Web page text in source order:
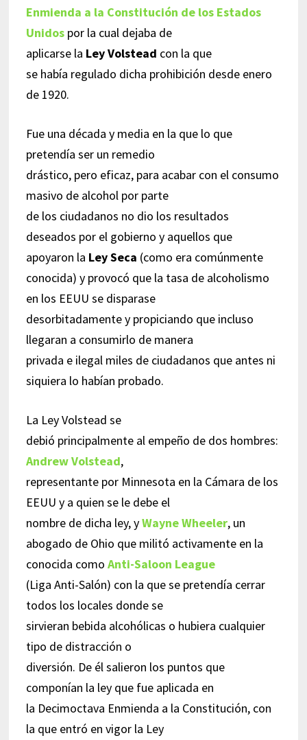
Enmienda a la Constitución de los Estados
Unidospor la cual dejaba de
aplicarse la Ley Volstead con la que
se había regulado dicha prohibición desde enero
de 1920.
Fue una década y media en la que lo que
pretendía ser un remedio
drástico, pero eficaz, para acabar con el consumo
masivo de alcohol por parte
de los ciudadanos no dio los resultados
deseados por el gobierno y aquellos que
apoyaron la Ley Seca (como era comúnmente
conocida) y provocó que la tasa de alcoholismo
en los EEUU se disparase
desorbitadamente y propiciando que incluso
llegaran a consumirlo de manera
privada e ilegal miles de ciudadanos que antes ni
siquiera lo habían probado.
La Ley Volstead se
debió principalmente al empeño de dos hombres:
Andrew Volstead,
representante por Minnesota en la Cámara de los
EEUU y a quien se le debe el
nombre de dicha ley, yWayne Wheeler, un
abogado de Ohio que militó activamente en la
conocida como Anti-Saloon League
(Liga Anti-Salón) con la que se pretendía cerrar
todos los locales donde se
sirvieran bebida alcohólicas o hubiera cualquier
tipo de distracción o
diversión. De él salieron los puntos que
componían la ley que fue aplicada en
la Decimoctava Enmienda a la Constitución, con
la que entró en vigor la Ley